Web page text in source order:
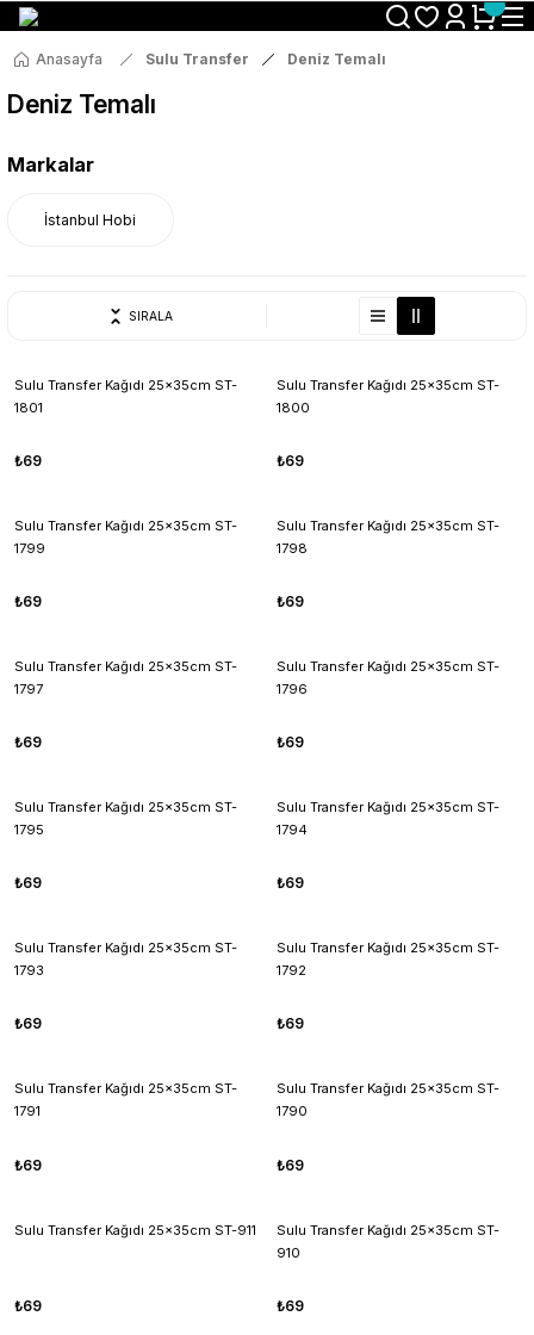
Size Özel "HG10" Koduyla Sepette Hemen %10 İndirimi Kaçırma
Anasayfa Sulu Transfer Deniz Temalı
Deniz Temalı
Markalar
İstanbul Hobi
SIRALA
Sulu Transfer Kağıdı 25x35cm ST-
1801
₺69
Sulu Transfer Kağıdı 25x35cm ST-
1800
₺69
Sulu Transfer Kağıdı 25x35cm ST-
1799
₺69
Sulu Transfer Kağıdı 25x35cm ST-
1798
₺69
Sulu Transfer Kağıdı 25x35cm ST-
1797
₺69
Sulu Transfer Kağıdı 25x35cm ST-
1796
₺69
Sulu Transfer Kağıdı 25x35cm ST-
1795
₺69
Sulu Transfer Kağıdı 25x35cm ST-
1794
₺69
Sulu Transfer Kağıdı 25x35cm ST-
1793
₺69
Sulu Transfer Kağıdı 25x35cm ST-
1792
₺69
Sulu Transfer Kağıdı 25x35cm ST-
1791
₺69
Sulu Transfer Kağıdı 25x35cm ST-
1790
₺69
Sulu Transfer Kağıdı 25x35cm ST-911
₺69
Sulu Transfer Kağıdı 25x35cm ST-
910
₺69